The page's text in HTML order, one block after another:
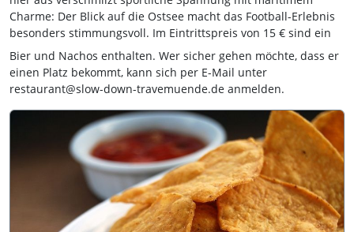
Charme: Der Blick auf die Ostsee macht das Football-Erlebnis
besonders stimmungsvoll. Im Eintrittspreis von 15 € sind ein
Bier und Nachos enthalten. Wer sicher gehen möchte, dass er
einen Platz bekommt, kann sich per E-Mail unter
restaurant@slow-down-travemuende.de anmelden.